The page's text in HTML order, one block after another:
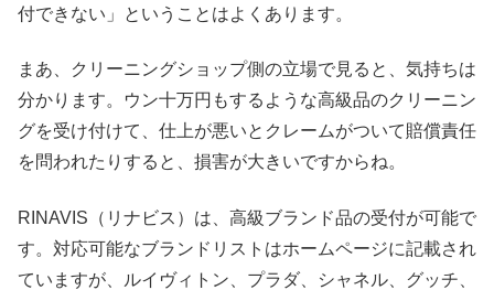
付できない」ということはよくあります。
まあ、クリーニングショップ側の立場で見ると、気持ちは
分かります。ウン十万円もするような高級品のクリーニン
グを受け付けて、仕上が悪いとクレームがついて賠償責任
を問われたりすると、損害が大きいですからね。
RINAVIS（リナビス）は、高級ブランド品の受付が可能で
す。対応可能なブランドリストはホームページに記載され
ていますが、ルイヴィトン、プラダ、シャネル、グッチ、